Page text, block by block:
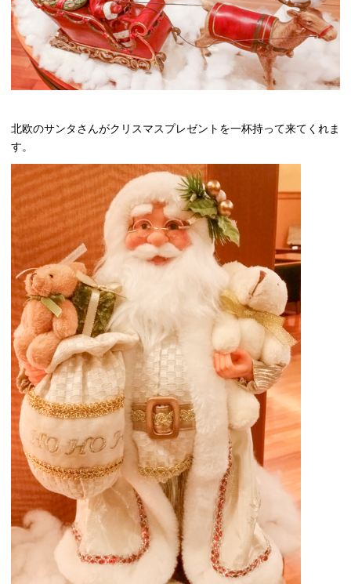
北欧のサンタさんがクリスマスプレゼントを一杯持って来てくれま
す。